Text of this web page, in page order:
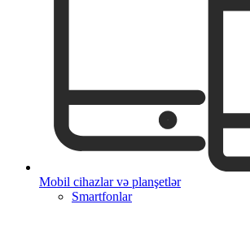
Mobil cihazlar və planşetlər
Smartfonlar